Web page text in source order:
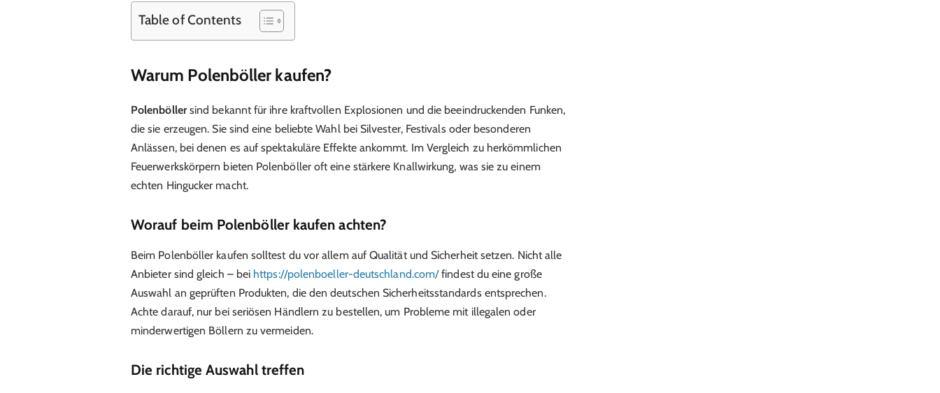
Table of Contents
Warum Polenböller kaufen?
Polenböllersind bekannt für ihre kraftvollen Explosionen und die beeindruckenden Funken,
die sie erzeugen. Sie sind eine beliebte Wahl bei Silvester, Festivals oder besonderen
Anlässen, bei denen es auf spektakuläre Effekte ankommt. Im Vergleich zu herkömmlichen
Feuerwerkskörpern bieten Polenböller oft eine stärkere Knallwirkung, was sie zu einem
echten Hingucker macht.
Worauf beim Polenböller kaufen achten?
Beim Polenböller kaufen solltest du vor allem auf Qualität und Sicherheit setzen. Nicht alle
Anbieter sind gleich – bei https://polenboeller-deutschland.com/findest du eine große
Auswahl an geprüften Produkten, die den deutschen Sicherheitsstandards entsprechen.
Achte darauf, nur bei seriösen Händlern zu bestellen, um Probleme mit illegalen oder
minderwertigen Böllern zu vermeiden.
Die richtige Auswahl treffen